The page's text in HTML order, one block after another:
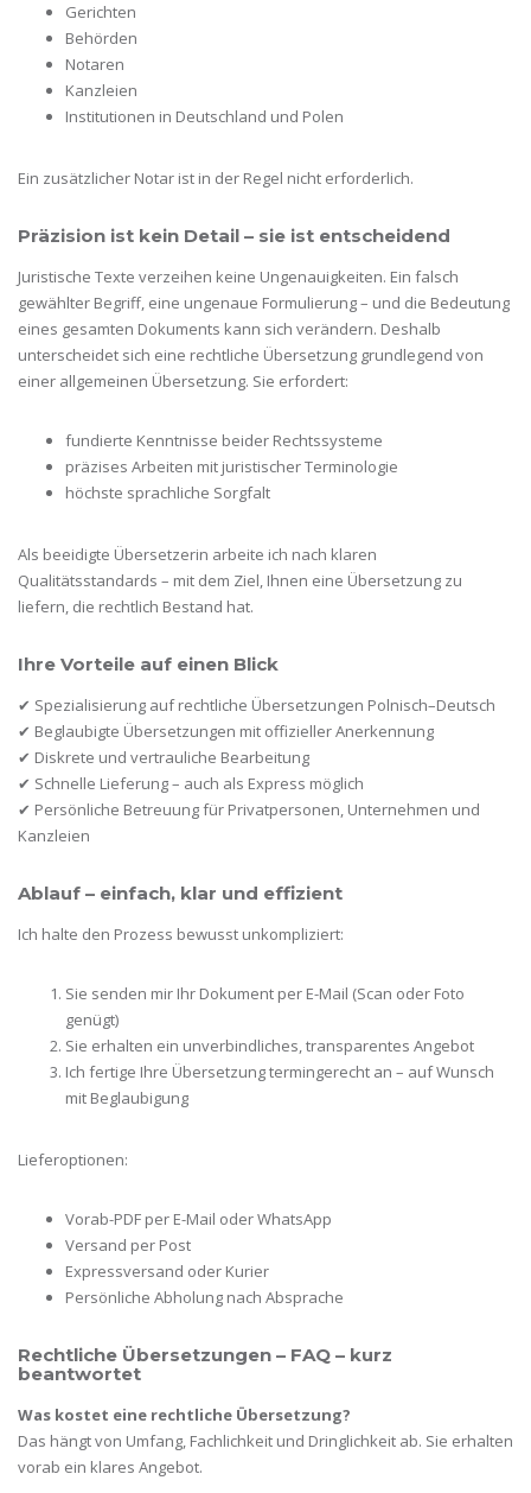
Gerichten
Behörden
Notaren
Kanzleien
Institutionen in Deutschland und Polen
Ein zusätzlicher Notar ist in der Regel nicht erforderlich.
Präzision ist kein Detail – sie ist entscheidend
Juristische Texte verzeihen keine Ungenauigkeiten. Ein falsch
gewählter Begriff, eine ungenaue Formulierung – und die Bedeutung
eines gesamten Dokuments kann sich verändern. Deshalb
unterscheidet sich eine rechtliche Übersetzung grundlegend von
einer allgemeinen Übersetzung. Sie erfordert:
fundierte Kenntnisse beider Rechtssysteme
präzises Arbeiten mit juristischer Terminologie
höchste sprachliche Sorgfalt
Als beeidigte Übersetzerin arbeite ich nach klaren
Qualitätsstandards – mit dem Ziel, Ihnen eine Übersetzung zu
liefern, die rechtlich Bestand hat.
Ihre Vorteile auf einen Blick
✔ Spezialisierung auf rechtliche Übersetzungen Polnisch–Deutsch
✔ Beglaubigte Übersetzungen mit offizieller Anerkennung
✔ Diskrete und vertrauliche Bearbeitung
✔ Schnelle Lieferung – auch als Express möglich
✔ Persönliche Betreuung für Privatpersonen, Unternehmen und
Kanzleien
Ablauf – einfach, klar und effizient
Ich halte den Prozess bewusst unkompliziert:
Sie senden mir Ihr Dokument per E-Mail (Scan oder Foto
genügt)
Sie erhalten ein unverbindliches, transparentes Angebot
Ich fertige Ihre Übersetzung termingerecht an – auf Wunsch
mit Beglaubigung
Lieferoptionen:
Vorab-PDF per E-Mail oder WhatsApp
Versand per Post
Expressversand oder Kurier
Persönliche Abholung nach Absprache
Rechtliche Übersetzungen – FAQ – kurz
beantwortet
Was kostet eine rechtliche Übersetzung?
Das hängt von Umfang, Fachlichkeit und Dringlichkeit ab. Sie erhalten
vorab ein klares Angebot.